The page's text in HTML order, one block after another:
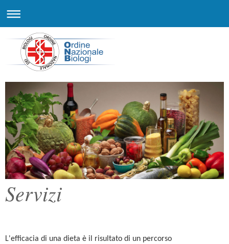
Servizi
L'efficacia di una dieta è il risultato di un percorso